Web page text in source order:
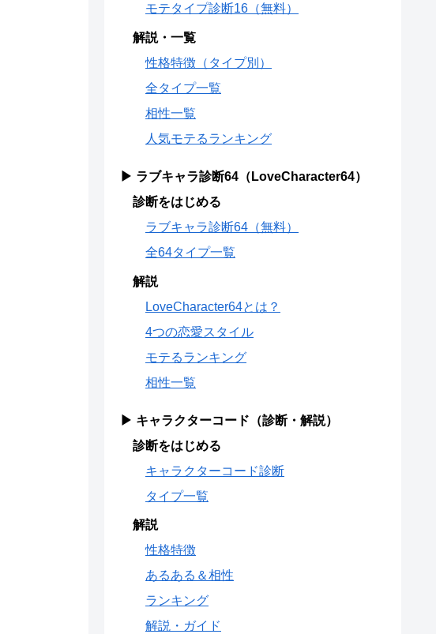
モテタイプ診断16（無料）
解説・一覧
性格特徴（タイプ別）
全タイプ一覧
相性一覧
人気モテるランキング
▶ ラブキャラ診断64（LoveCharacter64）
診断をはじめる
ラブキャラ診断64（無料）
全64タイプ一覧
解説
LoveCharacter64とは？
4つの恋愛スタイル
モテるランキング
相性一覧
▶ キャラクターコード（診断・解説）
診断をはじめる
キャラクターコード診断
タイプ一覧
解説
性格特徴
あるある＆相性
ランキング
解説・ガイド